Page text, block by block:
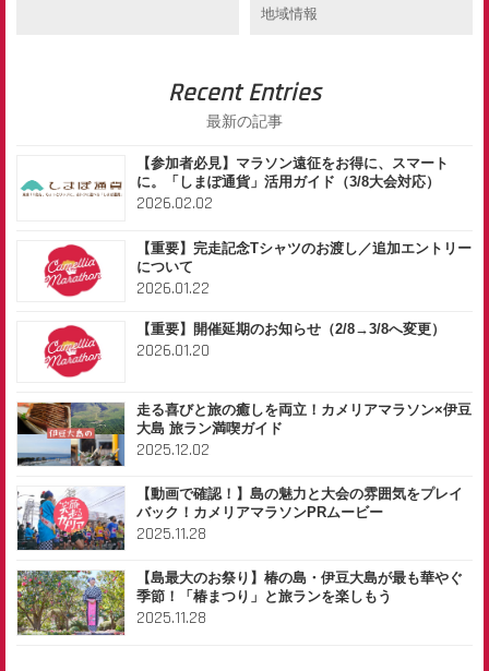
地域情報
Recent Entries
最新の記事
【参加者必見】マラソン遠征をお得に、スマート
に。「しまぽ通貨」活用ガイド（3/8大会対応）
2026.02.02
【重要】完走記念Tシャツのお渡し／追加エントリー
について
2026.01.22
【重要】開催延期のお知らせ（2/8→3/8へ変更）
2026.01.20
走る喜びと旅の癒しを両立！カメリアマラソン×伊豆
大島 旅ラン満喫ガイド
2025.12.02
【動画で確認！】島の魅力と大会の雰囲気をプレイ
バック！カメリアマラソンPRムービー
2025.11.28
【島最大のお祭り】椿の島・伊豆大島が最も華やぐ
季節！「椿まつり」と旅ランを楽しもう
2025.11.28